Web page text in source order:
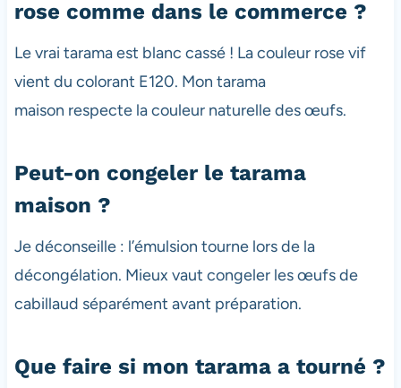
rose comme dans le commerce ?
Le vrai tarama est blanc cassé ! La couleur rose vif
vient du colorant E120. Mon tarama
maison respecte la couleur naturelle des œufs.
Peut-on congeler le tarama
maison ?
Je déconseille : l’émulsion tourne lors de la
décongélation. Mieux vaut congeler les œufs de
cabillaud séparément avant préparation.
Que faire si mon tarama a tourné ?